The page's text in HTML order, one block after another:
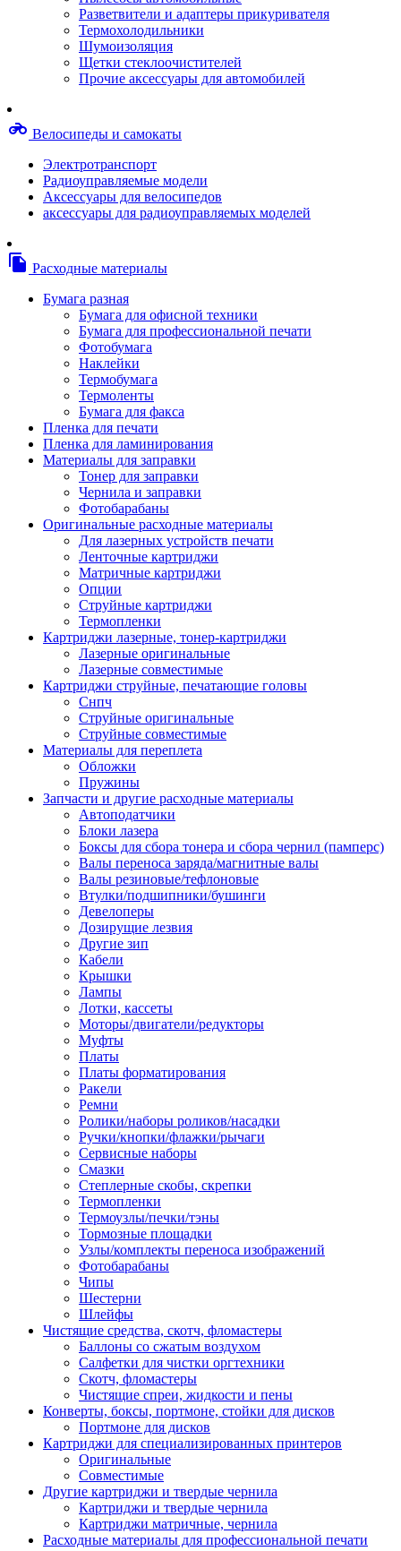
Степлерные скобы, скрепки
Термопленки
Термоузлы/печки/тэны
Тормозные площадки
Узлы/комплекты переноса изображений
Шлейфы
Баллоны со сжатым воздухом
Салфетки для чистки оргтехники
Скотч, фломастеры
Чистящие спреи, жидкости и пены
Картриджи для специализированных
Другие картриджи и твердые чернила
Картриджи и твердые чернила
Картриджи матричные, чернила
Расходные материалы для профессиональной
печати
Электрика
Изделия для прокладки кабеля и
Арматура кабельная/изоляционные
материалы
Гильза соединительная для
алюминиевых проводников под
опрессовку
проводников под опрессовку
Гильза соединительная со
болтами
Заглушка термоусадочная
ответвительный
Муфта кабельная концевая
Муфта кабельная соединительная
Наконечник быстроразмыкаемый
Наконечник кабельный со
Наконечник кабельный трубчатый
медных проводников
Наконечник обжимной кабельный
медных проводников
din 46236
Наконечник-гильза для медных
проводников
Пружина постоянного давления
Сжим ответвительный,
Ящик для хранения инструмента и
Анкер болтовой
Болт анкерный
Болт с т-образной головкой
Болт с шестигранной головкой
Винт с кольцом
Гайка длинная
Гайка скользящая
Гайка стопорная
Лента монтажная
Основание монтажное для
стяжек и элементов
Растворитель
Саморез
Саморез по дереву
Скоба такелажная, шакл
Стержень резьбовой
Хомут резьбовой u-образной
(стремянка)
Шайба
Шпилька резьбовая
Разветвители и адаптеры прикуривателя
Термохолодильники
Шумоизоляция
Щетки стеклоочистителей
Прочие аксессуары для автомобилей
motorcycle Велосипеды и самокаты
Электротранспорт
Радиоуправляемые модели
Аксессуары для велосипедов
аксессуары для радиоуправляемых моделей
file_copy Расходные материалы
Бумага разная
Бумага для офисной техники
Бумага для профессиональной печати
Фотобумага
Наклейки
Термобумага
Термоленты
Бумага для факса
Пленка для печати
Пленка для ламинирования
Материалы для заправки
Тонер для заправки
Чернила и заправки
Фотобарабаны
Оригинальные расходные материалы
Для лазерных устройств печати
Ленточные картриджи
Матричные картриджи
Опции
Струйные картриджи
Термопленки
Картриджи лазерные, тонер-картриджи
Лазерные оригинальные
Лазерные совместимые
Картриджи струйные, печатающие головы
Снпч
Струйные оригинальные
Струйные совместимые
Материалы для переплета
Обложки
Пружины
Запчасти и другие расходные материалы
Автоподатчики
Блоки лазера
Боксы для сбора тонера и сбора чернил (памперс)
Валы переноса заряда/магнитные валы
Валы резиновые/тефлоновые
Втулки/подшипники/бушинги
Девелоперы
Дозирущие лезвия
Другие зип
Кабели
Крышки
Лампы
Лотки, кассеты
Моторы/двигатели/редукторы
Муфты
Платы
Платы форматирования
Ракели
Ремни
Ролики/наборы роликов/насадки
Ручки/кнопки/флажки/рычаги
Сервисные наборы
Смазки
Степлерные скобы, скрепки
Термопленки
Термоузлы/печки/тэны
Тормозные площадки
Узлы/комплекты переноса изображений
Фотобарабаны
Чипы
Шестерни
Шлейфы
Чистящие средства, скотч, фломастеры
Баллоны со сжатым воздухом
Салфетки для чистки оргтехники
Скотч, фломастеры
Чистящие спреи, жидкости и пены
Конверты, боксы, портмоне, стойки для дисков
Портмоне для дисков
Картриджи для специализированных принтеров
Оригинальные
Совместимые
Другие картриджи и твердые чернила
Картриджи и твердые чернила
Картриджи матричные, чернила
Расходные материалы для профессиональной печати